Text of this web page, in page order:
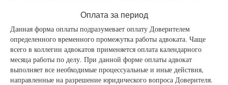
Оплата за период
Данная форма оплаты подразумевает оплату Доверителем
определенного временного промежутка работы адвоката. Чаще
всего в коллегии адвокатов применяется оплата календарного
месяца работы по делу. При данной форме оплаты адвокат
выполняет все необходимые процессуальные и иные действия,
направленные на разрешение юридического вопроса Доверителя.